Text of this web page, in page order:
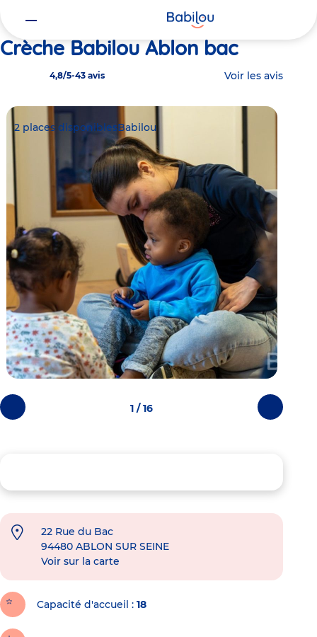
Crèche Babilou Ablon bac
4,8/5-43 avis Voir les avis
Photos
précédentes
Photos
suivantes
2 places disponiblesBabilou
1 / 16
22 Rue du Bac
94480 ABLON SUR SEINE
Voir sur la carte
Capacité d'accueil 18